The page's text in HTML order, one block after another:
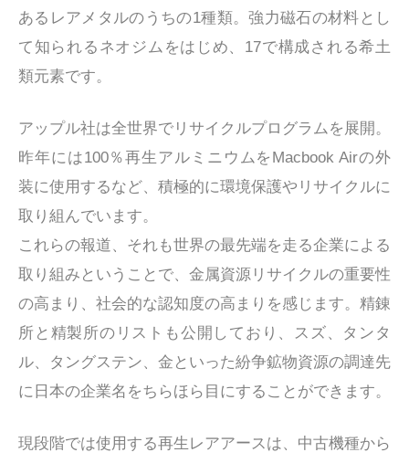
あるレアメタルのうちの1種類。強力磁石の材料とし
て知られるネオジムをはじめ、17で構成される希土
類元素です。
アップル社は全世界でリサイクルプログラムを展開。
昨年には100％再生アルミニウムをMacbook Airの外
装に使用するなど、積極的に環境保護やリサイクルに
取り組んでいます。
これらの報道、それも世界の最先端を走る企業による
取り組みということで、金属資源リサイクルの重要性
の高まり、社会的な認知度の高まりを感じます。精錬
所と精製所のリストも公開しており、スズ、タンタ
ル、タングステン、金といった紛争鉱物資源の調達先
に日本の企業名をちらほら目にすることができます。
現段階では使用する再生レアアースは、中古機種から